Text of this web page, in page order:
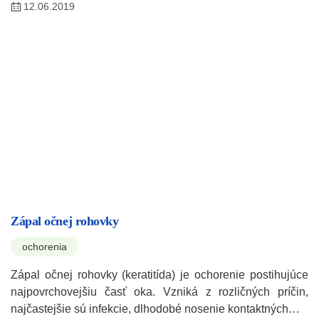
12.06.2019
Zápal očnej rohovky
ochorenia
Zápal očnej rohovky (keratitída) je ochorenie postihujúce
najpovrchovejšiu časť oka. Vzniká z rozličných príčin,
najčastejšie sú infekcie, dlhodobé nosenie kontaktných…